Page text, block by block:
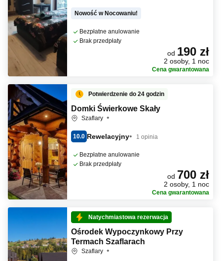
Nowość w Nocowaniu!
Bezpłatne anulowanie
Brak przedpłaty
od 190 zł
2 osoby, 1 noc
Cena gwarantowana
Potwierdzenie do 24 godzin
Domki Świerkowe Skały
Szaflary
10.0 Rewelacyjny 1 opinia
Bezpłatne anulowanie
Brak przedpłaty
od 700 zł
2 osoby, 1 noc
Cena gwarantowana
Natychmiastowa rezerwacja
Ośrodek Wypoczynkowy Przy
Termach Szaflarach
Szaflary